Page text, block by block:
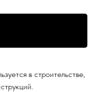
в строительстве,